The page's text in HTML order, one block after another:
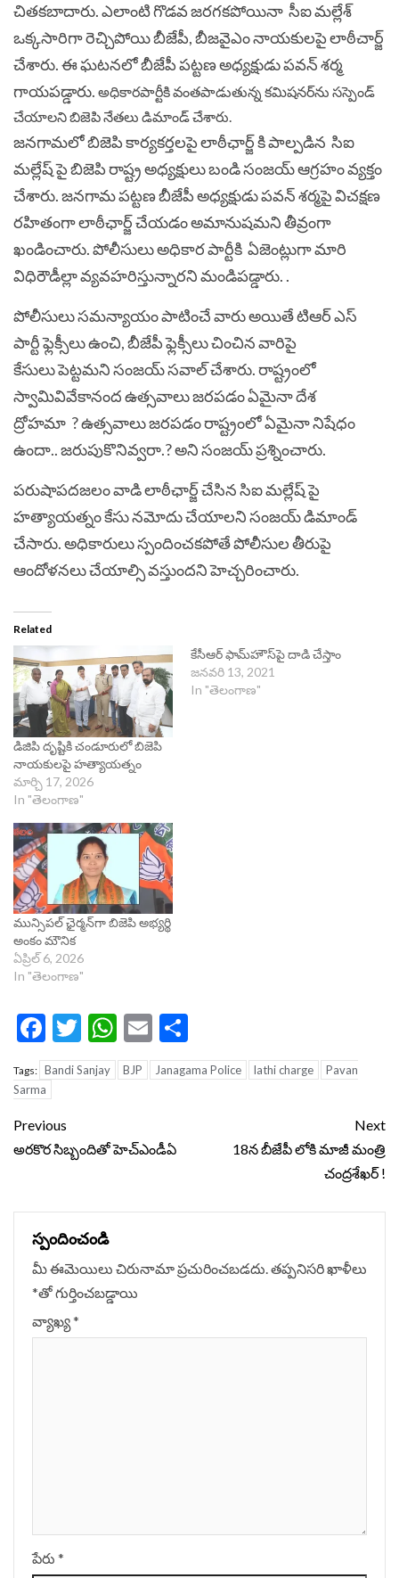
చితకబాదారు. ఎలాంటి గొడవ జరగకపోయినా సీఐ మల్లేశ్
ఒక్కసారిగా రెచ్చిపోయి బీజేపీ, బీజవైఎం నాయకులపై లాఠీచార్జ్
చేశారు.ఈ ఘటనలో బీజేపీ పట్టణ అధ్యక్షుడు పవన్ శర్మ
గాయపడ్డారు. అధికారపార్టీకి వంతపాడుతున్న కమిషనర్‌ను సస్పెండ్
చేయాలని బిజెపి నేతలు డిమాండ్ చేశారు.
జనగామలో బిజెపి కార్యకర్తలపై లాఠీఛార్జ్ కి పాల్పడిన సిఐ
మల్లేష్ పై బిజెపి రాష్ట్ర అధ్యక్షులు బండి సంజయ్ ఆగ్రహం వ్యక్తం
చేశారు. జనగామ పట్టణ బీజేపీ అధ్యక్షుడు పవన్ శర్మపై విచక్షణ
రహితంగా లాఠీఛార్జ్ చేయడం అమానుషమని తీవ్రంగా
ఖండించారు. పోలీసులు అధికార పార్టీకి ఏజెంట్లుగా మారి
విధిరౌడీల్లా వ్యవహరిస్తున్నారని మండిపడ్డారు. .
పోలీసులు సమన్యాయం పాటించే వారు అయితే టిఆర్ ఎస్
పార్టీ ఫ్లెక్సీలు ఉంచి, బీజేపీ ఫ్లెక్సీలు చించిన వారిపై
కేసులు పెట్టమని సంజయ్ సవాల్ చేశారు.రాష్ట్రంలో
స్వామివివేకానంద ఉత్సవాలు జరపడం ఏమైనా దేశ
ద్రోహమా ? ఉత్సవాలు జరపడం రాష్ట్రంలో ఏమైనా నిషేధం
ఉందా.. జరుపుకొనివ్వరా.? అని సంజయ్ ప్రశ్నించారు.
పరుషాపదజలం వాడి లాఠీఛార్జ్ చేసిన సిఐ మల్లేష్ పై
హత్యాయత్నం కేసు నమోదు చేయాలని సంజయ్ డిమాండ్
చేసారు. అధికారులు స్పందించకపోతే పోలీసుల తీరుపై
ఆందోళనలు చేయాల్సి వస్తుందని హెచ్చరించారు.
Related
డిజిపి దృష్టికి చండూరులో బిజెపి
నాయకులపై హత్యాయత్నం
మార్చి 17, 2026
In "తెలంగాణ"
కేసీఆర్ ఫామ్‌హౌస్‌పై దాడి చేస్తాం
జనవరి 13, 2021
In "తెలంగాణ"
మున్సిపల్‌ ఛైర్మన్‌గా బిజెపి అభ్యర్థి
అంకం మౌనిక
ఏప్రిల్ 6, 2026
In "తెలంగాణ"
Facebook
Twitter
WhatsApp
Email
Tags: Bandi Sanjay BJP Janagama Police lathi charge
Pavan
Sarma
Continue
Reading
Previous
అరకొర సిబ్బందితో హెచ్ఎండీఏ
Next
18న బీజేపీ లోకి మాజీ మంత్రి
చంద్రశేఖర్ !
స్పందించండి
మీ ఈమెయిలు చిరునామా ప్రచురించబడదు.తప్పనిసరి ఖాళీలు
*‌తో గుర్తించబడ్డాయి
వ్యాఖ్య*
పేరు *